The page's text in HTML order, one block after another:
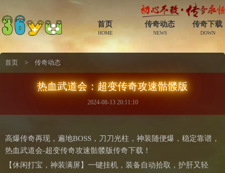
首页
HOME
传奇动态
NEWS
传奇下载
DOWN
首页 > 传奇动态
热血武道会：超变传奇攻速骷髅版
2024-08-13 20:11:10
高爆传奇再现，遍地BOSS，刀刀光柱，神装随便爆，稳定靠谱，
热血武道会-超变传奇攻速骷髅版传奇下载！
【休闲打宝，神装满屏】一键挂机，装备自动拾取，护肝又轻